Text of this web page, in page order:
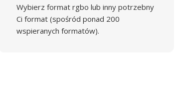
Wybierz format rgbo lub inny potrzebny
Ci format (spośród ponad 200
wspieranych formatów).